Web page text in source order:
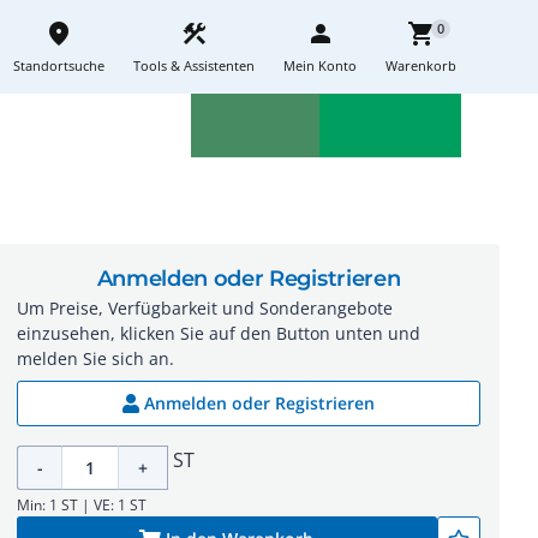
place
Standortsuche
construction
Tools & Assistenten
person
Mein Konto
shopping_cart0
Warenkorb
Anmelden oder Registrieren
Um Preise, Verfügbarkeit und Sonderangebote
einzusehen, klicken Sie auf den Button unten und
melden Sie sich an.
Anmelden oder Registrieren
- + ST
Min: 1 ST | VE: 1 ST